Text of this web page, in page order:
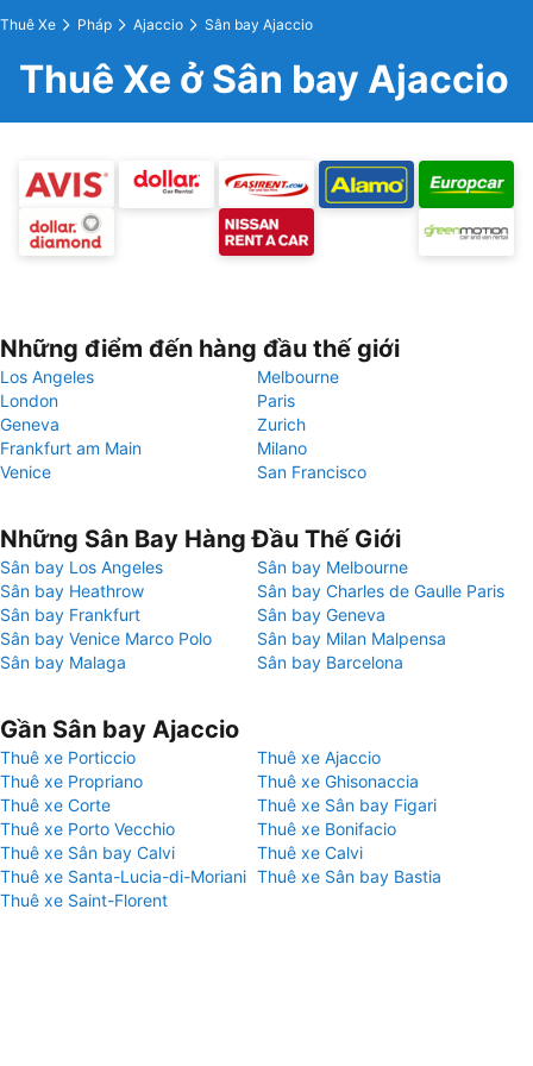
Thuê Xe Pháp Ajaccio Sân bay Ajaccio
Thuê Xe ở Sân bay Ajaccio
Những điểm đến hàng đầu thế giới
Los Angeles
Melbourne
London
Paris
Geneva
Zurich
Frankfurt am Main
Milano
Venice
San Francisco
Những Sân Bay Hàng Đầu Thế Giới
Sân bay Los Angeles
Sân bay Melbourne
Sân bay Heathrow
Sân bay Charles de Gaulle Paris
Sân bay Frankfurt
Sân bay Geneva
Sân bay Venice Marco Polo
Sân bay Milan Malpensa
Sân bay Malaga
Sân bay Barcelona
Gần Sân bay Ajaccio
Thuê xe Porticcio
Thuê xe Ajaccio
Thuê xe Propriano
Thuê xe Ghisonaccia
Thuê xe Corte
Thuê xe Sân bay Figari
Thuê xe Porto Vecchio
Thuê xe Bonifacio
Thuê xe Sân bay Calvi
Thuê xe Calvi
Thuê xe Santa-Lucia-di-Moriani Thuê xe Sân bay Bastia
Thuê xe Saint-Florent